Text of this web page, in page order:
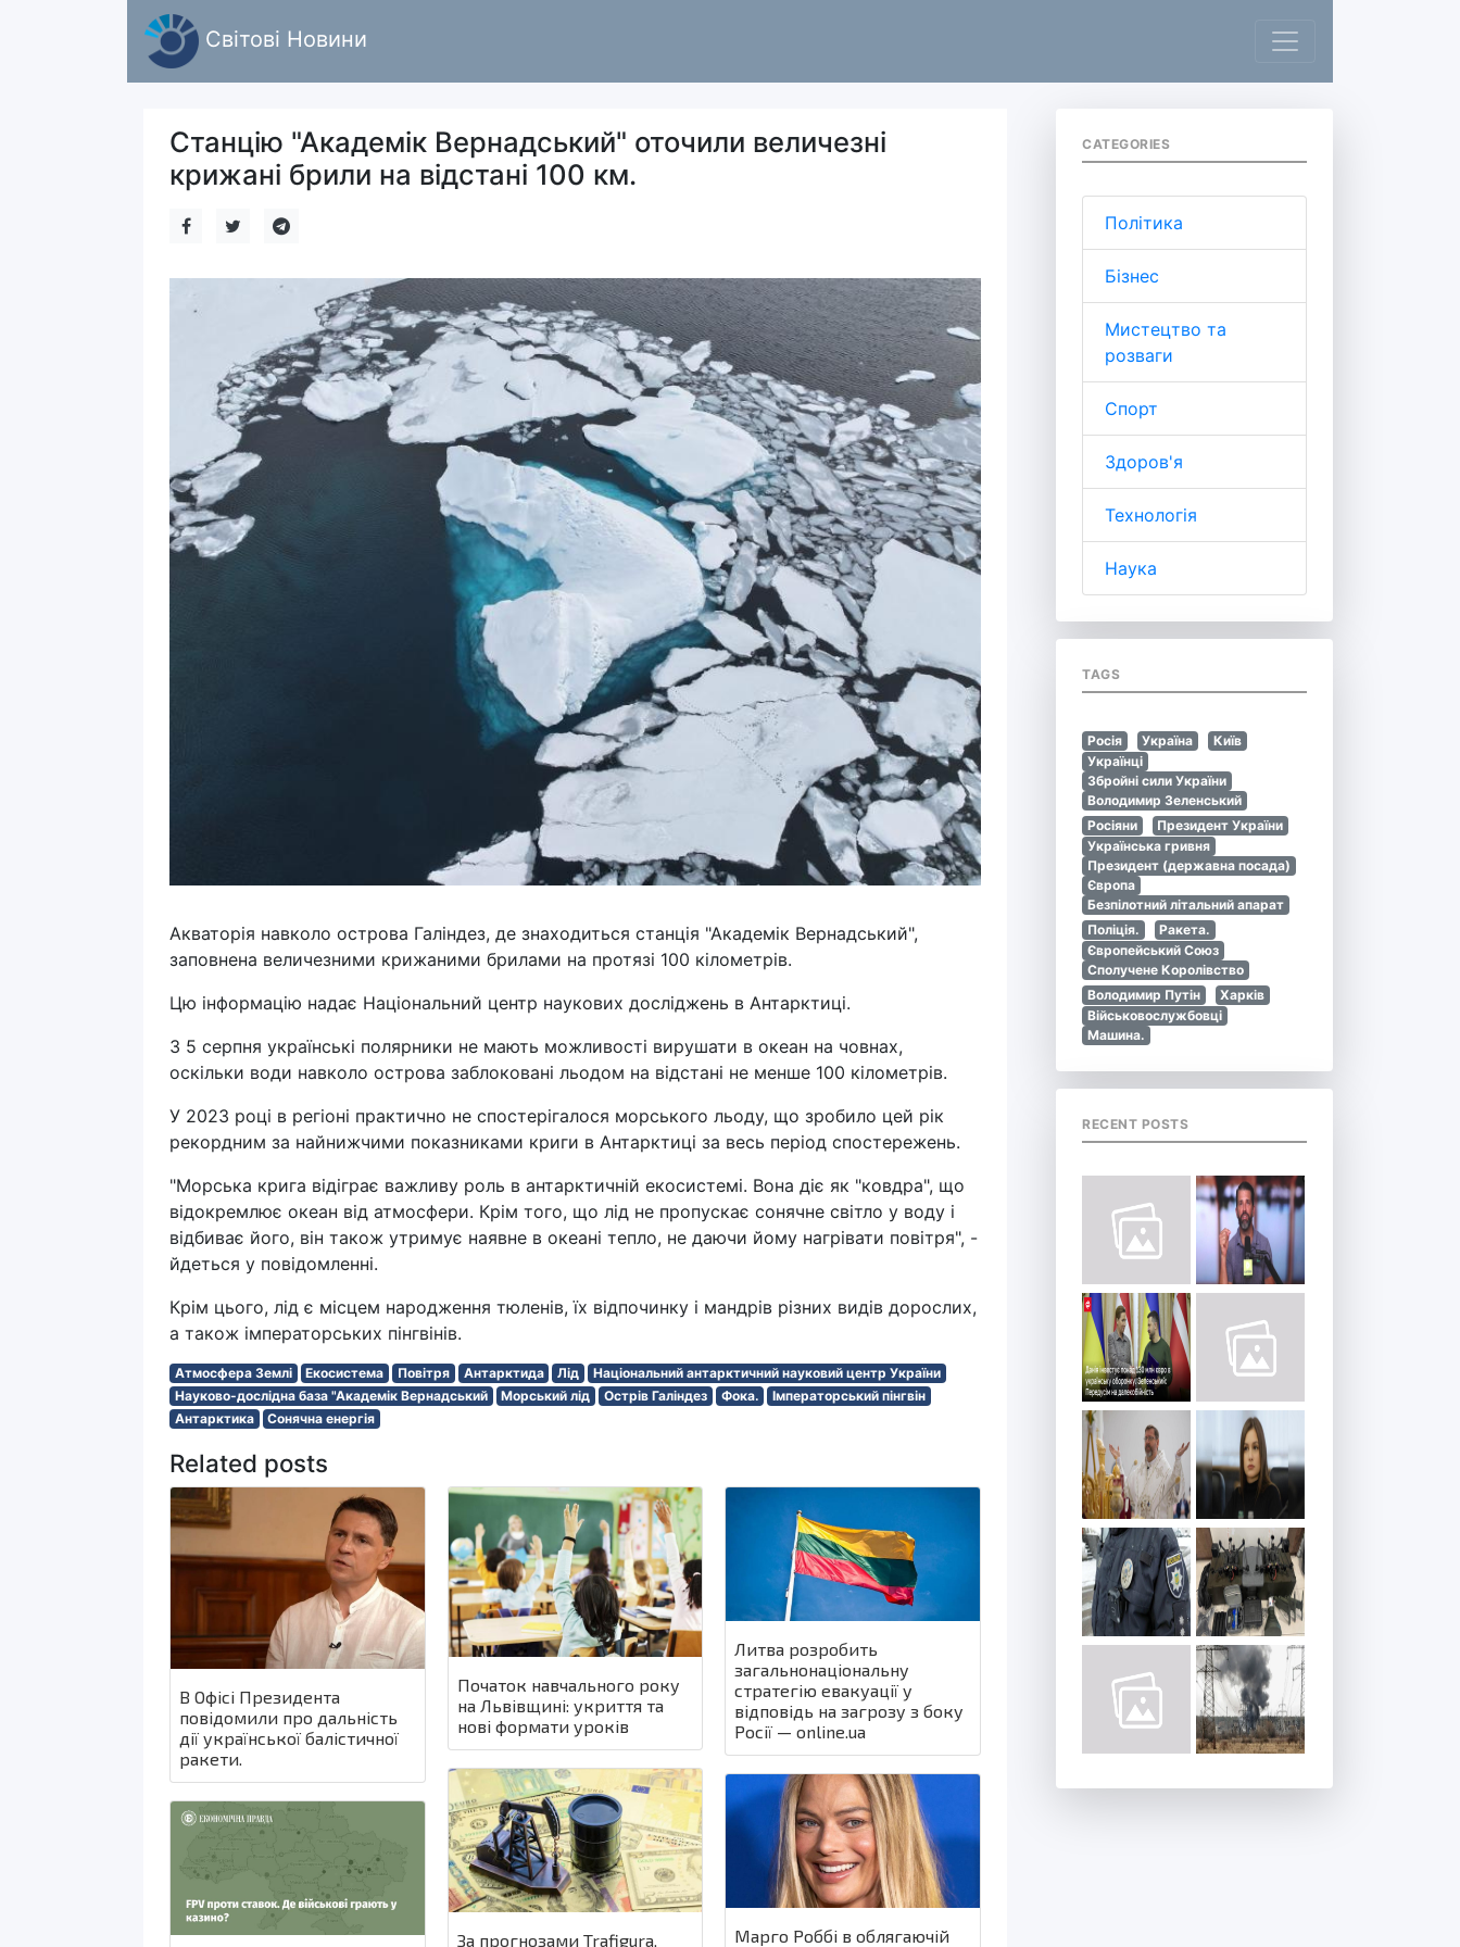
Світові Новини
Станцію "Академік Вернадський" оточили величезні
крижані брили на відстані 100 км.
Акваторія навколо острова Галіндез, де знаходиться станція "Академік Вернадський",
заповнена величезними крижаними брилами на протязі 100 кілометрів.
Цю інформацію надає Національний центр наукових досліджень в Антарктиці.
З 5 серпня українські полярники не мають можливості вирушати в океан на човнах,
оскільки води навколо острова заблоковані льодом на відстані не менше 100 кілометрів.
У 2023 році в регіоні практично не спостерігалося морського льоду, що зробило цей рік
рекордним за найнижчими показниками криги в Антарктиці за весь період спостережень.
"Морська крига відіграє важливу роль в антарктичній екосистемі. Вона діє як "ковдра", що
відокремлює океан від атмосфери. Крім того, що лід не пропускає сонячне світло у воду і
відбиває його, він також утримує наявне в океані тепло, не даючи йому нагрівати повітря", -
йдеться у повідомленні.
Крім цього, лід є місцем народження тюленів, їх відпочинку і мандрів різних видів дорослих,
а також імператорських пінгвінів.
Атмосфера Землі Екосистема Повітря Антарктида Лід
Національний антарктичний науковий центр України
Науково-дослідна база "Академік Вернадський
Морський лід Острів Галіндез Фока.
Імператорський пінгвін
Антарктика
Сонячна енергія
Related posts
В Офісі Президента
повідомили про дальність
дії української балістичної
ракети.
Початок навчального року
на Львівщині: укриття та
нові формати уроків
За прогнозами Trafigura,
Литва розробить
загальнонаціональну
стратегію евакуації у
відповідь на загрозу з боку
Росії — online.ua
Марго Роббі в облягаючій
CATEGORIES
Політика
Бізнес
Мистецтво та
розваги
Спорт
Здоров'я
Технологія
Наука
TAGS
Росія Україна
Київ
Українці
Збройні сили України
Володимир Зеленський
Росіяни
Президент України
Українська гривня
Президент (державна посада)
Європа
Безпілотний літальний апарат
Поліція.
Ракета.
Європейський Союз
Сполучене Королівство
Володимир Путін
Харків
Військовослужбовці
Машина.
RECENT POSTS